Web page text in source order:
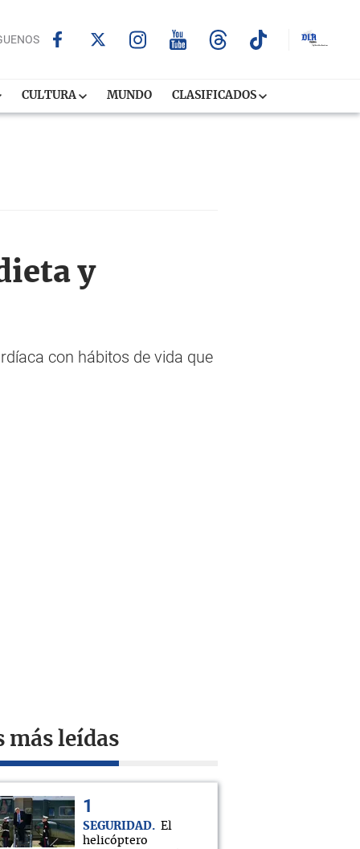
CULTURA MUNDO CLASIFICADOS
y
con hábitos de vida que
más leídas
SEGURIDAD
El
helicóptero